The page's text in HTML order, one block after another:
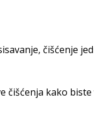
čišćenje
čišćenja kako